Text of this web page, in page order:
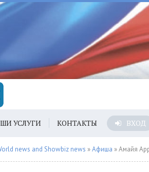
УСЛУГИ КОНТАКТЫ ВХОД
news and Showbiz news »Афиша » Амайя Аррасола «Тоторо и я. Графическая биография Хаяо